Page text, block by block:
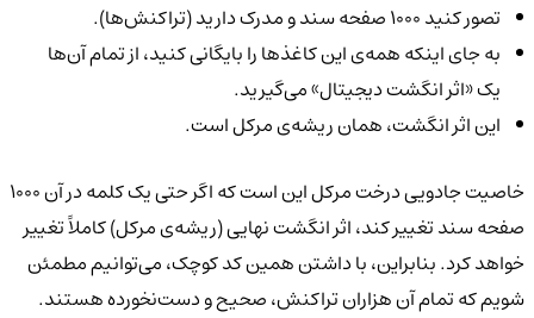
تصور کنید 1000
صفحه سند و مدرک دارید (تراکنش‌ها).
به جای اینکه همه‌ی این کاغذها را بایگانی کنید، از تمام آن‌ها
یک «اثر انگشت دیجیتال» می‌گیرید.
این اثر انگشت، همان ریشه‌ی مرکل است.
خاصیت جادویی درخت مرکل این است که اگر حتی یک کلمه در آن 1000
صفحه سند تغییر کند، اثر انگشت نهایی (ریشه‌ی مرکل) کاملاً تغییر
خواهد کرد. بنابراین، با داشتن همین کد کوچک، می‌توانیم مطمئن
شویم که تمام آن هزاران تراکنش، صحیح و دست‌نخورده هستند.